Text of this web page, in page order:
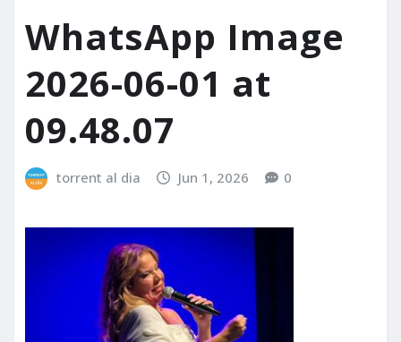
WhatsApp Image
2026-06-01 at
09.48.07
torrent al dia Jun 1, 2026 0